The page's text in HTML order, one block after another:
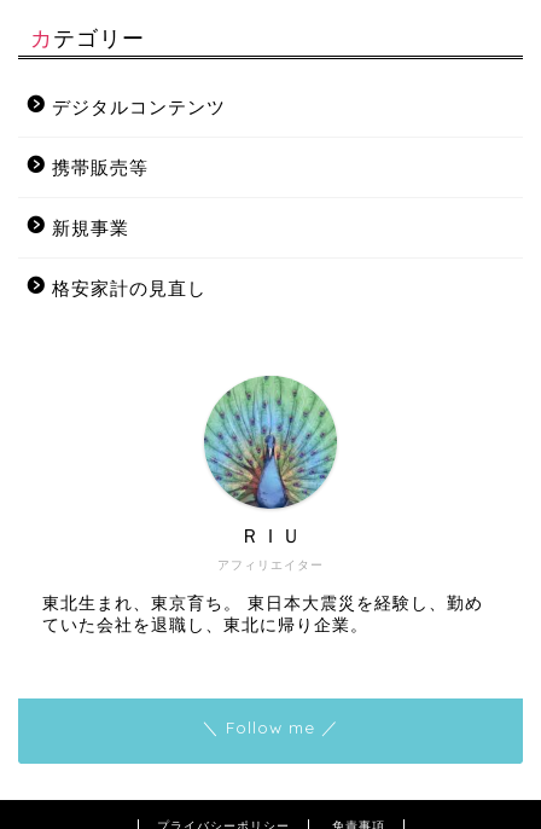
カテゴリー
デジタルコンテンツ
携帯販売等
新規事業
格安家計の見直し
アフィリエイター
ＲＩＵ
東北生まれ、東京育ち。 東日本大震災を経験し、勤め
ていた会社を退職し、東北に帰り企業。
＼ Follow me ／
プライバシーポリシー 免責事項